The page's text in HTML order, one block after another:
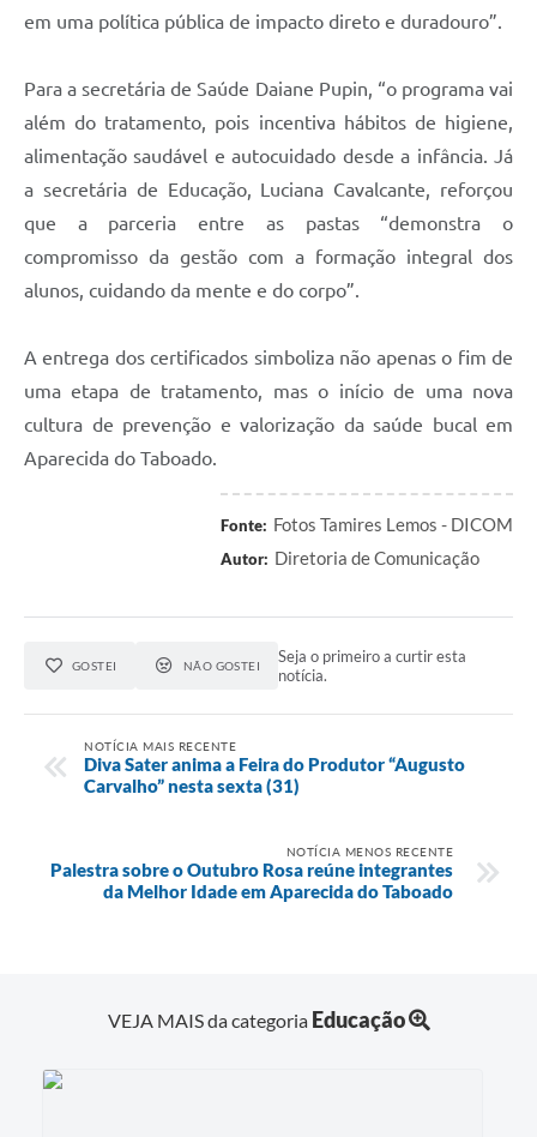
em uma política pública de impacto direto e duradouro”.
Para a secretária de Saúde Daiane Pupin, “o programa vai
além do tratamento, pois incentiva hábitos de higiene,
alimentação saudável e autocuidado desde a infância. Já
a secretária de Educação, Luciana Cavalcante, reforçou
que a parceria entre as pastas “demonstra o
compromisso da gestão com a formação integral dos
alunos, cuidando da mente e do corpo”.
A entrega dos certificados simboliza não apenas o fim de
uma etapa de tratamento, mas o início de uma nova
cultura de prevenção e valorização da saúde bucal em
Aparecida do Taboado.
Fonte: Fotos Tamires Lemos - DICOM
Autor: Diretoria de Comunicação
GOSTEI NÃO GOSTEI
Seja o primeiro a curtir esta
notícia.
NOTÍCIA MAIS RECENTE
Diva Sater anima a Feira do Produtor “Augusto
Carvalho” nesta sexta (31)
NOTÍCIA MENOS RECENTE
Palestra sobre o Outubro Rosa reúne integrantes
da Melhor Idade em Aparecida do Taboado
VEJA MAIS da categoria Educação